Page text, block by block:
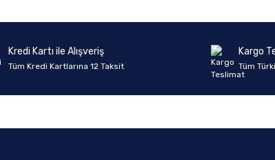
Kredi Kartı ile Alışveriş
Tüm Kredi Kartlarına 12 Taksit
Kargo
Tüm